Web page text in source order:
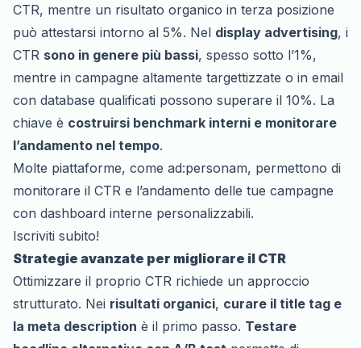
CTR, mentre un risultato organico in terza posizione
può attestarsi intorno al 5%. Nel display advertising, i
CTR sono in genere più bassi, spesso sotto l’1%,
mentre in campagne altamente targettizzate o in email
con database qualificati possono superare il 10%. La
chiave è costruirsi benchmark interni e monitorare
l’andamento nel tempo.
Molte piattaforme, come ad:personam, permettono di
monitorare il CTR e l’andamento delle tue campagne
con dashboard interne personalizzabili.
Iscriviti subito!
Strategie avanzate per migliorare il CTR
Ottimizzare il proprio CTR richiede un approccio
strutturato. Nei risultati organici, curare il title tag e
la meta description è il primo passo. Testare